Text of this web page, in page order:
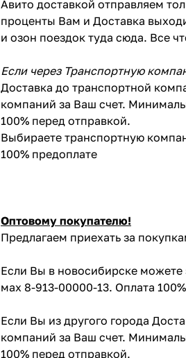
Авито доставкой отправляем
проценты Вам и Доставка
и озон поездок туда сюда. Все
Если через Транспортную
Доставка до транспортной
компаний за Ваш счет.
100% перед отправкой.
Выбираете транспортную
100% предоплате
Оптовому покупателю!
Предлагаем приехать за
Если Вы в новосибирске можете
мах 8-913-00000-13. Оплата
Если Вы из другого города
компаний за Ваш счет.
100% перед отправкой.